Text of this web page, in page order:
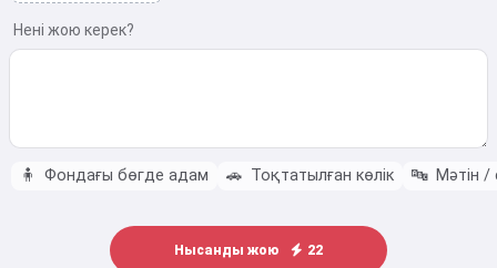
Нені жою керек?
🧍 Фондағы бөгде адам 🚗 Тоқтатылған көлік 🔤 Мәтін /
Нысанды жою 22